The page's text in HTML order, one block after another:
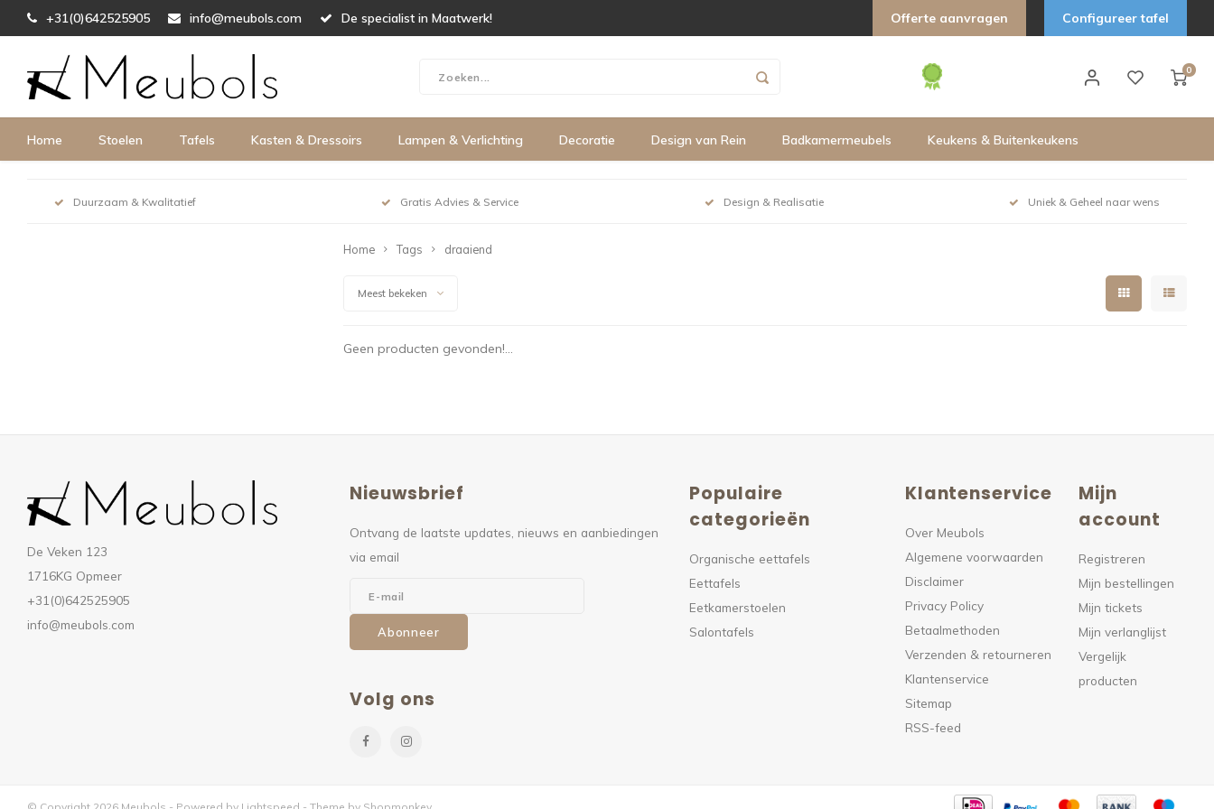
+31(0)642525905 info@meubols.com De specialist in Maatwerk! Offerte aanvragen Configureer tafel
0
Home Stoelen Tafels Kasten & Dressoirs Lampen & Verlichting Decoratie Design van Rein Badkamermeubels Keukens & Buitenkeukens
Duurzaam & Kwalitatief Gratis Advies & Service Design & Realisatie Uniek & Geheel naar wens
Home Tags draaiend
Meest bekeken
Geen producten gevonden!...
De Veken 123
1716KG Opmeer
+31(0)642525905
info@meubols.com
Nieuwsbrief
Ontvang de laatste updates, nieuws en aanbiedingen
via email
Abonneer
Volg ons
Populaire
categorieën
Organische eettafels
Eettafels
Eetkamerstoelen
Salontafels
Klantenservice
Over Meubols
Algemene voorwaarden
Disclaimer
Privacy Policy
Betaalmethoden
Verzenden & retourneren
Klantenservice
Sitemap
RSS-feed
Mijn
account
Registreren
Mijn bestellingen
Mijn tickets
Mijn verlanglijst
Vergelijk
producten